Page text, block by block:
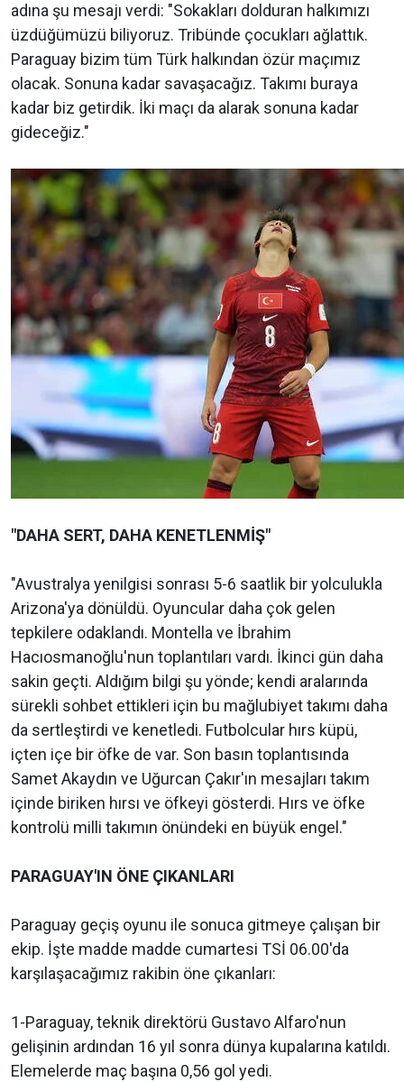
adına şu mesajı verdi: "Sokakları dolduran halkımızı
üzdüğümüzü biliyoruz. Tribünde çocukları ağlattık.
Paraguay bizim tüm Türk halkından özür maçımız
olacak. Sonuna kadar savaşacağız. Takımı buraya
kadar biz getirdik. İki maçı da alarak sonuna kadar
gideceğiz."
"DAHA SERT, DAHA KENETLENMİŞ"
"Avustralya yenilgisi sonrası 5-6 saatlik bir yolculukla
Arizona'ya dönüldü. Oyuncular daha çok gelen
tepkilere odaklandı. Montella ve İbrahim
Hacıosmanoğlu'nun toplantıları vardı. İkinci gün daha
sakin geçti. Aldığım bilgi şu yönde; kendi aralarında
sürekli sohbet ettikleri için bu mağlubiyet takımı daha
da sertleştirdi ve kenetledi. Futbolcular hırs küpü,
içten içe bir öfke de var. Son basın toplantısında
Samet Akaydın ve Uğurcan Çakır'ın mesajları takım
içinde biriken hırsı ve öfkeyi gösterdi. Hırs ve öfke
kontrolü milli takımın önündeki en büyük engel."
PARAGUAY'IN ÖNE ÇIKANLARI
Paraguay geçiş oyunu ile sonuca gitmeye çalışan bir
ekip. İşte madde madde cumartesi TSİ 06.00'da
karşılaşacağımız rakibin öne çıkanları:
1-Paraguay, teknik direktörü Gustavo Alfaro'nun
gelişinin ardından 16 yıl sonra dünya kupalarına katıldı.
Elemelerde maç başına 0,56 gol yedi.